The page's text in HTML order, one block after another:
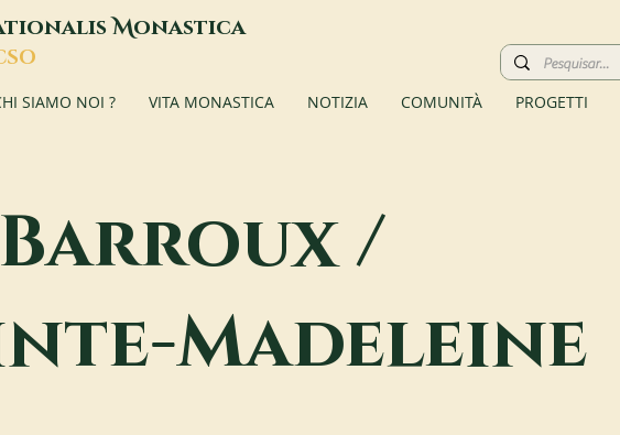
Monastica
SIAMO NOI ? VITA MONASTICA NOTIZIA COMUNITÀ PROGETTI
Barroux /
Madeleine